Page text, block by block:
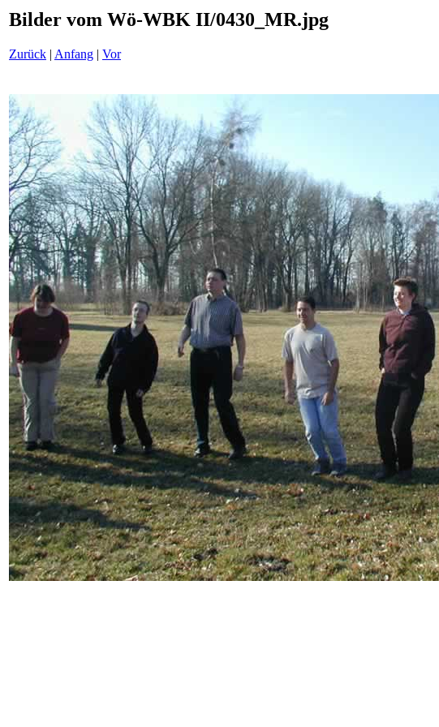
Bilder vom Wö-WBK II/0430_MR.jpg
Zurück | Anfang | Vor